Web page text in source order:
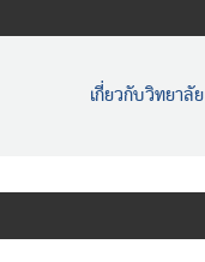
เกี่ยวกับวิทยาลัย